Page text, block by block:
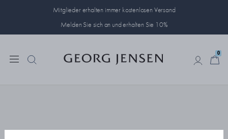
Mitglieder erhalten immer kostenlosen Versand
Melden Sie sich an und erhalten Sie 10%
0